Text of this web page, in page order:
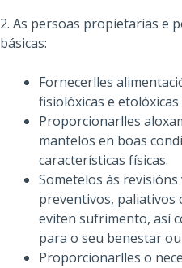
2. As persoas propietarias e
básicas:
Fornecerlles
fisiolóxicas e
Proporcionarlles
mantelos en boas
características físicas.
Sometelos ás
preventivos, paliativos
eviten sufrimento, así
para o seu benestar
Proporcionarlles o